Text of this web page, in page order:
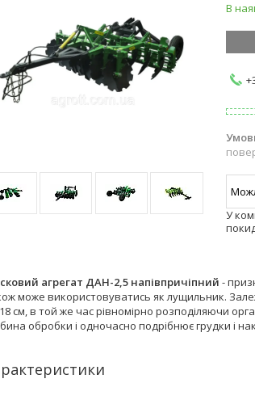
В
У
агрегат ДАН-2,5 напівпричіпний -
може використовуватись як лущильник.
см, в той же час рівномірно розподіляючи
обробки і одночасно подрібнює грудки і